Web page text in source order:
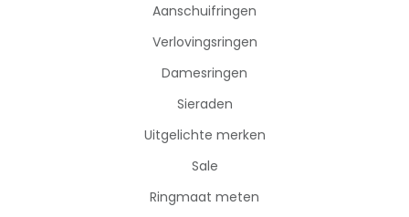
Aanschuifringen
Verlovingsringen
Damesringen
Sieraden
Uitgelichte merken
Sale
Ringmaat meten